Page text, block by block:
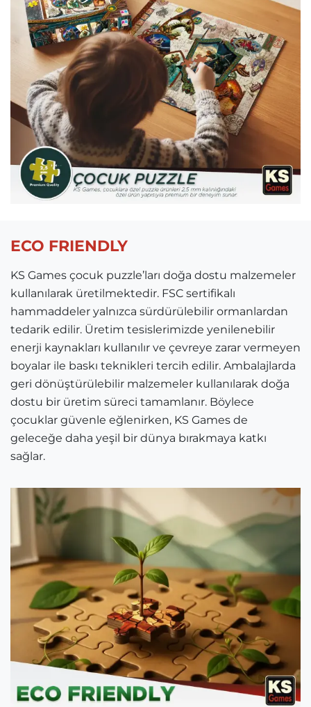
ECO FRIENDLY
KS Games çocuk puzzle’ları doğa dostu malzemeler
kullanılarak üretilmektedir. FSC sertifikalı
hammaddeler yalnızca sürdürülebilir ormanlardan
tedarik edilir. Üretim tesislerimizde yenilenebilir
enerji kaynakları kullanılır ve çevreye zarar vermeyen
boyalar ile baskı teknikleri tercih edilir. Ambalajlarda
geri dönüştürülebilir malzemeler kullanılarak doğa
dostu bir üretim süreci tamamlanır. Böylece
çocuklar güvenle eğlenirken, KS Games de
geleceğe daha yeşil bir dünya bırakmaya katkı
sağlar.